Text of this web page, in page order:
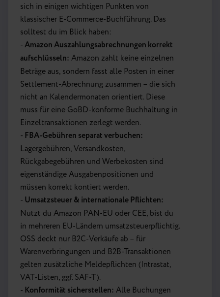
sich in einigen wichtigen Punkten von
klassischer E-Commerce-Buchführung. Das
solltest du im Blick haben:
-Amazon Auszahlungsabrechnungen korrekt
aufschlüsseln: Amazon zahlt keine einzelnen
Beträge aus, sondern fasst alle Posten in einer
Settlement-Abrechnung zusammen – die sich
nicht an Kalendermonaten orientiert. Diese
muss für eine GoBD-konforme Buchhaltung in
Einzeltransaktionen zerlegt werden.
- FBA-Gebühren separat verbuchen:
Lagergebühren, Versandkosten,
Rückgabegebühren und Werbekosten sind
eigenständige Ausgabenpositionen und
müssen korrekt kontiert werden.
- Umsatzsteuer & internationale Pflichten:
Nutzt du Amazon PAN-EU oder CEE, bist du
in mehreren EU-Ländern umsatzsteuerpflichtig.
OSS deckt nur B2C-Verkäufe ab – für
Warenverbringungen und B2B-Transaktionen
gelten zusätzliche Meldepflichten (Intrastat,
VAT-Listen, ggf. SAF-T).
- Konformität sicherstellen: Alle Buchungen